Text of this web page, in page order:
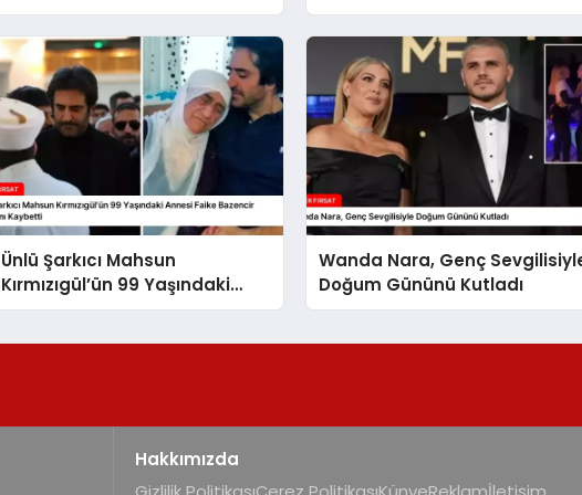
Ünlü Şarkıcı Mahsun
Kırmızıgül’ün 99 Yaşındaki
Annesi Faike Bazencir
Wanda Nara, Genç
Doğum Gününü Kutladı
Hakkımızda